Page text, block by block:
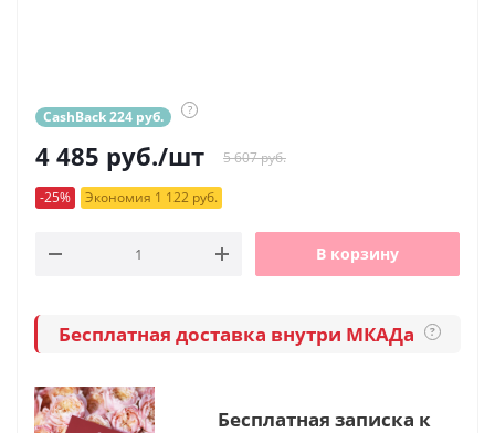
CashBack 224 руб. ?
4 485 руб./шт 5 607 руб.
-25% Экономия 1 122 руб.
В корзину
Бесплатная доставка внутри МКАДа ?
Бесплатная записка к